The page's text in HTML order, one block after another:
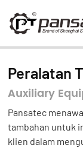
Peralatan
Auxiliary
Pansatec
tambahan untuk
klien dalam